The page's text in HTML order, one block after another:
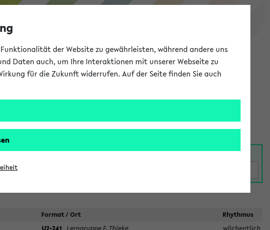
eKVV
Suche:
Format / Ort
Rhythmus
der Website zu gewährleisten, während andere uns
Daten auch, um Ihre Interaktionen mit unserer Webseite zu
für die Zukunft widerrufen. Auf der Seite finden Sie auch